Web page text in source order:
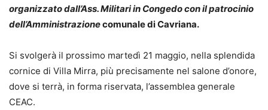
organizzato dall’Ass. Militari in Congedo con il patrocinio
dell’Amministrazionecomunale di Cavriana.
Si svolgerà il prossimo martedì 21 maggio, nella splendida
cornice di Villa Mirra, più precisamente nel salone d’onore,
dove si terrà, in forma riservata, l’assemblea generale
CEAC.